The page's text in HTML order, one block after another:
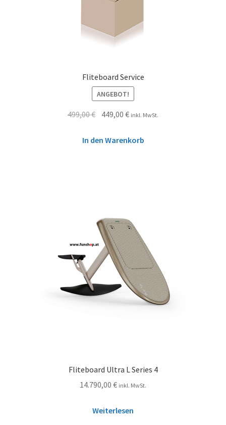
Fliteboard Service
ANGEBOT!
499,00€ 449,00€ inkl. MwSt.
In den Warenkorb
Fliteboard Ultra L Series 4
14.790,00 € inkl. MwSt.
Weiterlesen